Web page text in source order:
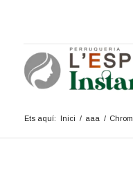
Ets aquí: Inici / aaa /